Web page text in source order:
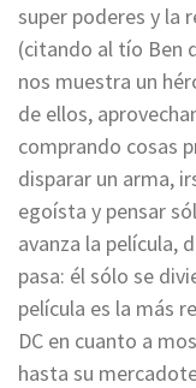
super poderes y la
(citando al tío Ben
nos muestra un
de ellos,
comprando cosas
disparar un arma,
egoísta y pensar
avanza la película,
pasa: él sólo se
película es la más
DC en cuanto a
hasta su